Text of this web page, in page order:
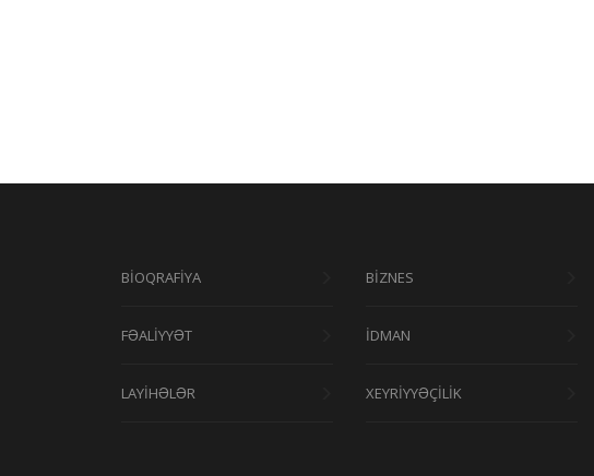
BİOQRAFİYA
FƏALİYYƏT
LAYİHƏLƏR
BİZNES
İDMAN
XEYRİYYƏÇİLİK